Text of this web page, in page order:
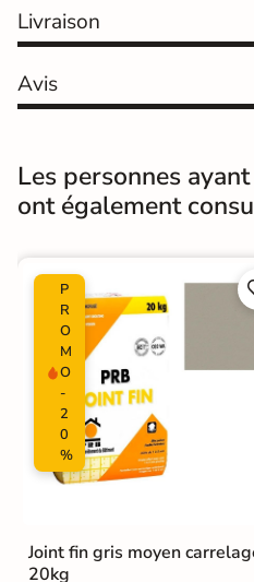
Epaisseur
Coefficient
antidérapant
l'usure
Masse colorée Non
Type de motif Motif
Bords Non-
Finition
Surface
Résistant au Gel
Plancher
Livraison
Avis
Les personnes
ont également
P
R
O
M
O
-
2
0
%
Joint fin gris moyen
20kg